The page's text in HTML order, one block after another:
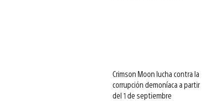
Crimson Moon lucha contra la
corrupción demoníaca a partir
del 1 de septiembre